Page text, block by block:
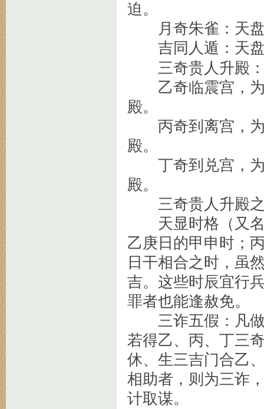
迫。
月奇朱雀：天盘
吉同人遁：天盘
三奇贵人升殿
乙奇临震宫，为
殿。
丙奇到离宫，为
殿。
丁奇到兑宫，为
殿。
三奇贵人升殿之
天显时格（又名
乙庚日的甲申时；
日干相合之时，虽
吉。这些时辰宜行
罪者也能逢赦免。
三诈五假：凡做
若得乙、丙、丁三
休、生三吉门合乙
相助者，则为三诈
计取谋。